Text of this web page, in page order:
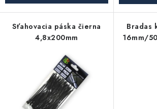
Reklamačné podmienky
Obchodné podmienky požičovne náradia
Sťahovacia páska čierna
4,8x200mm
Bradas
16mm/